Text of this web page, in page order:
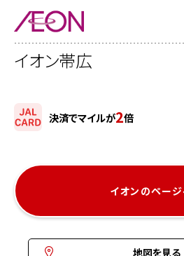
イオン帯広
決済でマイルが2倍
イオンのペー
地図を見る